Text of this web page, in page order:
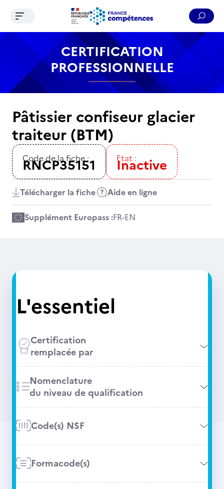
Contenu Recherche Menu Pied de page
Ouvrir le menu de navigation
CERTIFICATION
PROFESSIONNELLE
Pâtissier confiseur glacier
traiteur (BTM)
Code de la fiche :
RNCP35151 Etat :
Inactive
Télécharger la fiche Aide en ligne
Supplément Europass :FR-EN
L'essentiel
Certification
remplacée par
Nomenclature
du niveau de qualification
Code(s) NSF
Formacode(s)